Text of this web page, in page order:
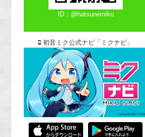
ID：@hatsunemiku
初音ミク公式ナビ「ミクナビ」